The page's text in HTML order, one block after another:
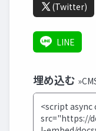
(Twitter)
LINE
埋め込む